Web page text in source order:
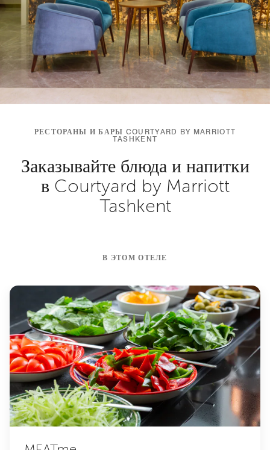
РЕСТОРАНЫ И БАРЫ COURTYARD BY MARRIOTT
TASHKENT
Заказывайте блюда и напитки
в Courtyard by Marriott
Tashkent
В ЭТОМ ОТЕЛЕ